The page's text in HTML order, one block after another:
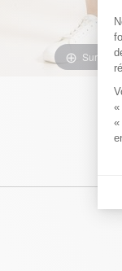
«
«